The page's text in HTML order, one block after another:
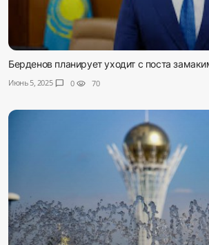
Берденов планирует уходит с поста
Июнь 5, 2025 chat_bubble 0 visibility 70